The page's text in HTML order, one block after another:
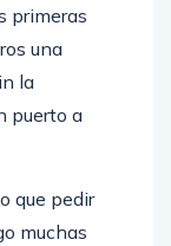
primeras
una
la
puerto a
que pedir
muchas